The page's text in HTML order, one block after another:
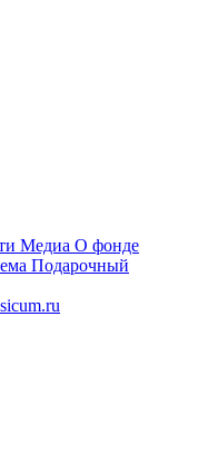
Медиа О фонде
Подарочный